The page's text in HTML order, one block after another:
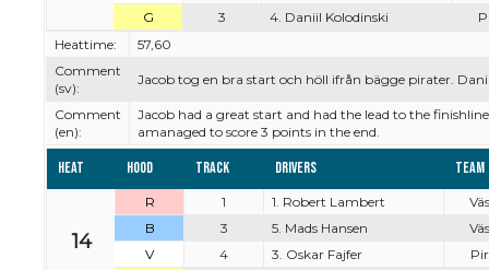
G
3 4. Daniil Kolodinski
Heattime:
57,60
Comment
(sv):
Jacob tog en bra start och höll ifrån bägge pirater.
Comment
(en):
Jacob had a great start and had the lead to the
amanaged to score 3 points in the end.
Heat Hood Track Drivers Team
14
R 1 1. Robert Lambert
B
3 5. Mads Hansen
V
4 3. Oskar Fajfer